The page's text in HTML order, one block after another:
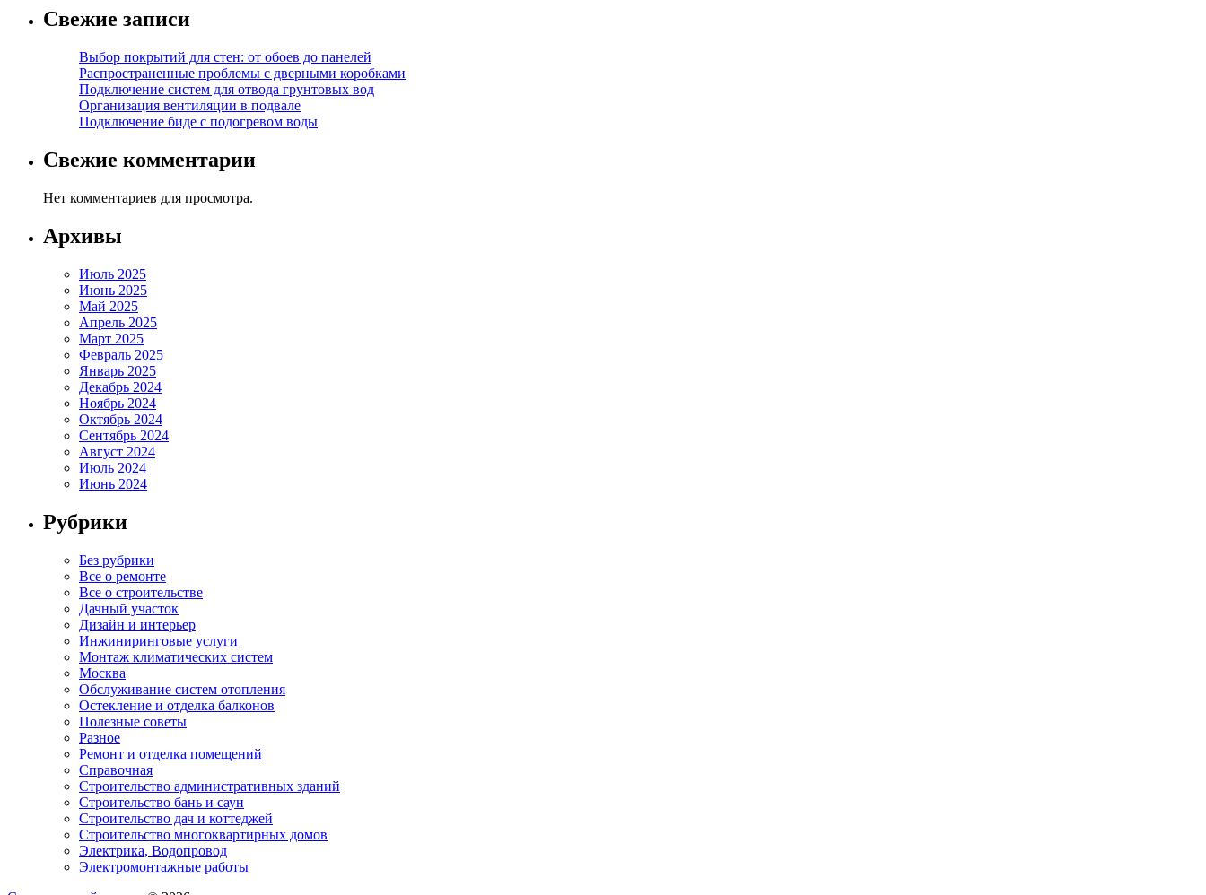
Свежие записи
Выбор покрытий для стен: от обоев до панелей
Распространенные проблемы с дверными коробками
Подключение систем для отвода грунтовых вод
Организация вентиляции в подвале
Подключение биде с подогревом воды
Свежие комментарии
Нет комментариев для просмотра.
Архивы
Июль 2025
Июнь 2025
Май 2025
Апрель 2025
Март 2025
Февраль 2025
Январь 2025
Декабрь 2024
Ноябрь 2024
Октябрь 2024
Сентябрь 2024
Август 2024
Июль 2024
Июнь 2024
Рубрики
Без рубрики
Все о ремонте
Все о строительстве
Дачный участок
Дизайн и интерьер
Инжиниринговые услуги
Монтаж климатических систем
Москва
Обслуживание систем отопления
Остекление и отделка балконов
Полезные советы
Разное
Ремонт и отделка помещений
Справочная
Строительство административных зданий
Строительство бань и саун
Строительство дач и коттеджей
Строительство многоквартирных домов
Электрика, Водопровод
Электромонтажные работы